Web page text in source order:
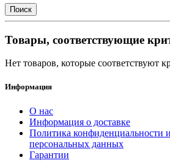
Товары, соответствующие
Нет товаров, которые соответствуют
Информация
О нас
Информация о доставке
Политика конфиденциальности
персональных данных
Гарантии